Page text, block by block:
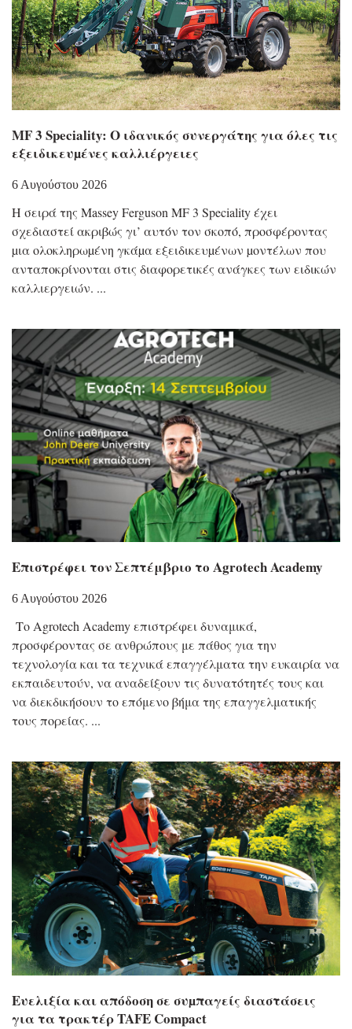
MF 3 Speciality: Ο ιδανικός συνεργάτης για όλες τις
εξειδικευµένες καλλιέργειες
6 Αυγούστου 2026
Η σειρά της Massey Ferguson MF 3 Speciality έχει
σχεδιαστεί ακριβώς γι’ αυτόν τον σκοπό, προσφέροντας
µια ολοκληρωµένη γκάµα εξειδικευµένων µοντέλων που
ανταποκρίνονται στις διαφορετικές ανάγκες των ειδικών
καλλιεργειών.
Επιστρέφει τον Σεπτέμβριο το Agrotech Academy
6 Αυγούστου 2026
Το Agrotech Academy επιστρέφει δυναμικά,
προσφέροντας σε ανθρώπους με πάθος για την
τεχνολογία και τα τεχνικά επαγγέλματα την ευκαιρία να
εκπαιδευτούν, να αναδείξουν τις δυνατότητές τους και
να διεκδικήσουν το επόμενο βήμα της επαγγελματικής
τους πορείας.
Eυελιξία και απόδοση σε συµπαγείς διαστάσεις
για τα τρακτέρ TAFE Compact